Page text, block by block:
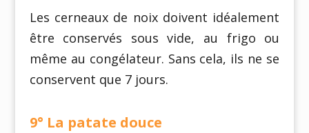
Les cerneaux de noix doivent idéalement
être conservés sous vide, au frigo ou
même au congélateur. Sans cela, ils ne se
conservent que 7 jours.
9° La patate douce